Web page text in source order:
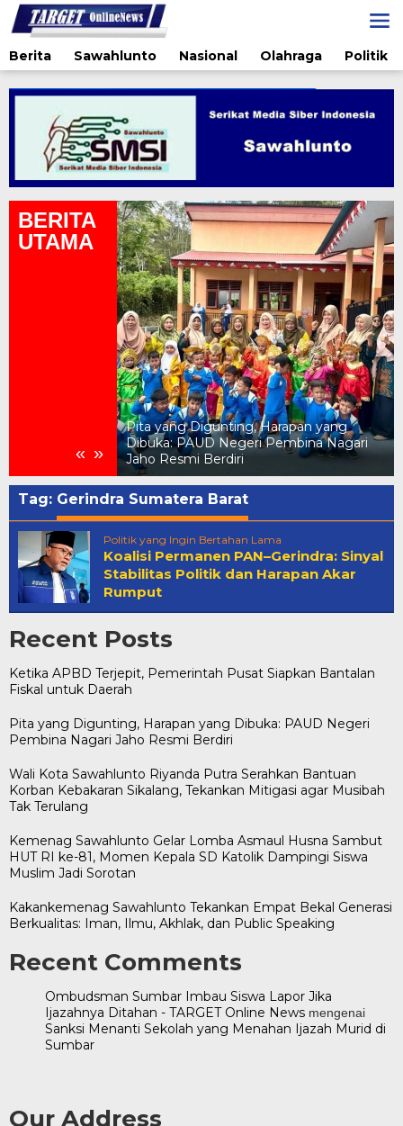
Lewati
ke
konten
Berita
Sawahlunto Nasional Olahraga Politik
BERITA
UTAMA
« »
Daerah
Pita yang Digunting, Harapan yang
Dibuka: PAUD Negeri Pembina Nagari
Jaho Resmi Berdiri
Tag: Gerindra Sumatera Barat
Politik yang Ingin Bertahan Lama
Koalisi Permanen PAN–Gerindra: Sinyal
Stabilitas Politik dan Harapan Akar
Rumput
Recent Posts
Ketika APBD Terjepit, Pemerintah Pusat Siapkan Bantalan
Fiskal untuk Daerah
Pita yang Digunting, Harapan yang Dibuka: PAUD Negeri
Pembina Nagari Jaho Resmi Berdiri
Wali Kota Sawahlunto Riyanda Putra Serahkan Bantuan
Korban Kebakaran Sikalang, Tekankan Mitigasi agar Musibah
Tak Terulang
Kemenag Sawahlunto Gelar Lomba Asmaul Husna Sambut
HUT RI ke-81, Momen Kepala SD Katolik Dampingi Siswa
Muslim Jadi Sorotan
Kakankemenag Sawahlunto Tekankan Empat Bekal Generasi
Berkualitas: Iman, Ilmu, Akhlak, dan Public Speaking
Recent Comments
Ombudsman Sumbar Imbau Siswa Lapor Jika
Ijazahnya Ditahan - TARGET Online News mengenai
Sanksi Menanti Sekolah yang Menahan Ijazah Murid di
Sumbar
Our Address